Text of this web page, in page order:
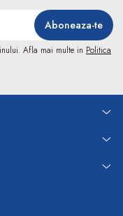
Afla mai multe in Politica